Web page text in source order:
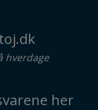
hverdage
her